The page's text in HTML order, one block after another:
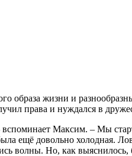
образа жизни и
права и нуждался в
Максим. – Мы
ещё довольно холодная.
волны. Но, как